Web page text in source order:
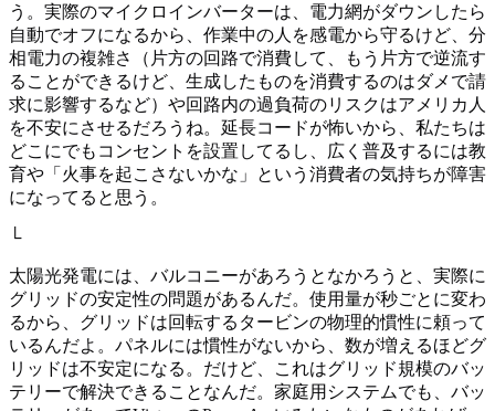
う。実際のマイクロインバーターは、電力網がダウンしたら
自動でオフになるから、作業中の人を感電から守るけど、分
相電力の複雑さ（片方の回路で消費して、もう片方で逆流す
ることができるけど、生成したものを消費するのはダメで請
求に影響するなど）や回路内の過負荷のリスクはアメリカ人
を不安にさせるだろうね。延長コードが怖いから、私たちは
どこにでもコンセントを設置してるし、広く普及するには教
育や「火事を起こさないかな」という消費者の気持ちが障害
になってると思う。
└
太陽光発電には、バルコニーがあろうとなかろうと、実際に
グリッドの安定性の問題があるんだ。使用量が秒ごとに変わ
るから、グリッドは回転するタービンの物理的慣性に頼って
いるんだよ。パネルには慣性がないから、数が増えるほどグ
リッドは不安定になる。だけど、これはグリッド規模のバッ
テリーで解決できることなんだ。家庭用システムでも、バッ